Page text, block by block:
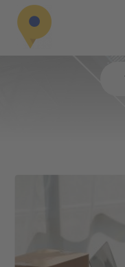
Zum
Inhalt
springen